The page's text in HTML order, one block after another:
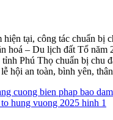
hiện tại, công tác chuẩn bị
hoá – Du lịch đất Tổ năm
tỉnh Phú Thọ chuẩn bị chu
hội an toàn, bình yên,